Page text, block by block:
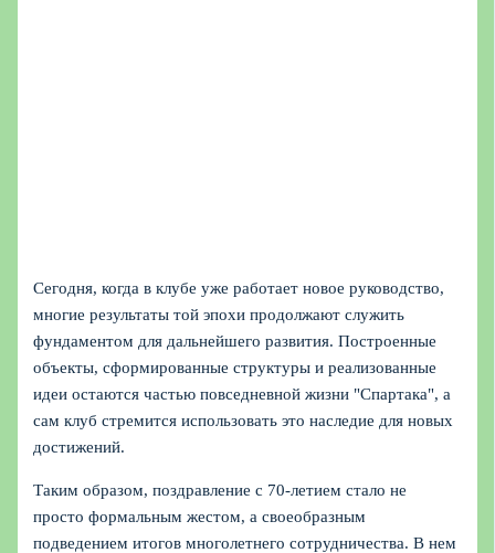
Сегодня, когда в клубе уже работает новое руководство,
многие результаты той эпохи продолжают служить
фундаментом для дальнейшего развития. Построенные
объекты, сформированные структуры и реализованные
идеи остаются частью повседневной жизни "Спартака", а
сам клуб стремится использовать это наследие для новых
достижений.
Таким образом, поздравление с 70‑летием стало не
просто формальным жестом, а своеобразным
подведением итогов многолетнего сотрудничества. В нем